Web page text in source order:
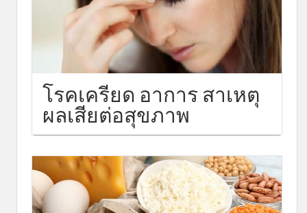
โรคเครียด อาการ สาเหตุ
ผลเสียต่อสุขภาพ